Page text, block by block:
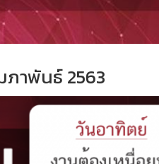
ภาพันธ์ 2563